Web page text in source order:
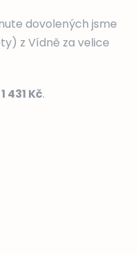
dovolených jsme
z Vídně za velice
431 Kč.